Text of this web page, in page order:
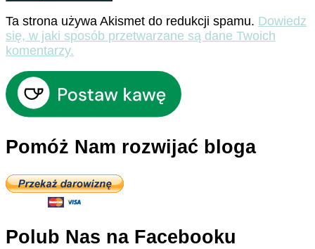
Ta strona używa Akismet do redukcji spamu. Dowiedz
się, w jaki sposób przetwarzane są dane Twoich
komentarzy.
Pomóż Nam rozwijać bloga
Polub Nas na Facebooku